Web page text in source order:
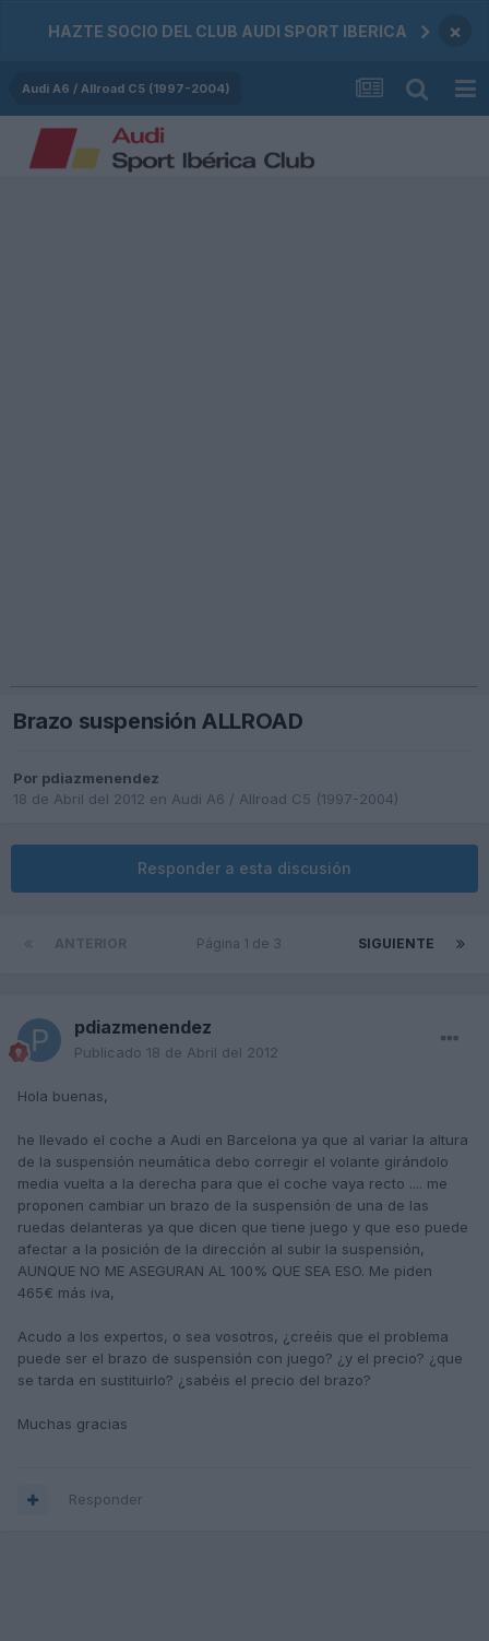
HAZTE SOCIO DEL CLUB AUDI SPORT IBERICA ×
Audi A6 / Allroad C5 (1997-2004)
Brazo suspensión ALLROAD
Por pdiazmenendez
18 de Abril del 2012 en Audi A6 / Allroad C5 (1997-2004)
Responder a esta discusión
SIGUIENTE
Página 1 de 3
pdiazmenendez
Publicado 18 de Abril del 2012
Hola buenas,
he llevado el coche a Audi en Barcelona ya que al variar la altura
de la suspensión neumática debo corregir el volante girándolo
media vuelta a la derecha para que el coche vaya recto .... me
proponen cambiar un brazo de la suspensión de una de las
ruedas delanteras ya que dicen que tiene juego y que eso puede
afectar a la posición de la dirección al subir la suspensión,
AUNQUE NO ME ASEGURAN AL 100% QUE SEA ESO. Me piden
465€ más iva,
Acudo a los expertos, o sea vosotros, ¿creéis que el problema
puede ser el brazo de suspensión con juego? ¿y el precio? ¿que
se tarda en sustituirlo? ¿sabéis el precio del brazo?
Muchas gracias
Responder